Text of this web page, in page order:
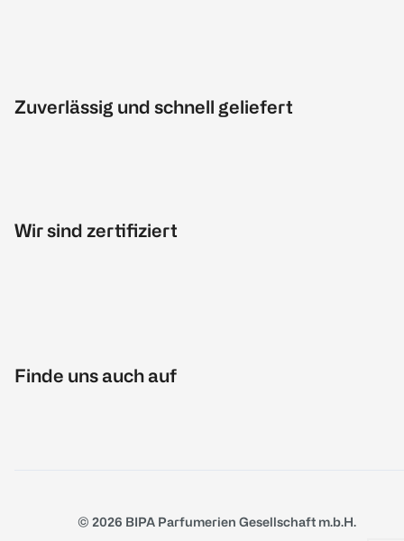
Zuverlässig und schnell geliefert
Wir sind zertifiziert
Finde uns auch auf
© 2026 BIPA Parfumerien Gesellschaft m.b.H.